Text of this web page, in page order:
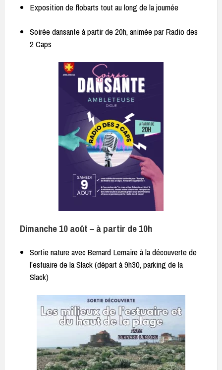
Exposition de flobarts tout au long de la journée
Soirée dansante à partir de 20h, animée par Radio des
2 Caps
Dimanche 10 août – à partir de 10h
Sortie nature avec Bernard Lemaire à la découverte de
l’estuaire de la Slack (départ à 9h30, parking de la
Slack)